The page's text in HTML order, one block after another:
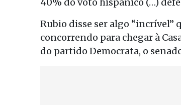
Rubio disse ser algo
concorrendo para chegar à
do partido Democrata, o